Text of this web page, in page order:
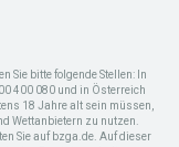
Sie bitte folgende Stellen: In
400 080 und in Österreich
18 Jahre alt sein müssen,
Wettanbietern zu nutzen.
Sie auf bzga.de. Auf dieser